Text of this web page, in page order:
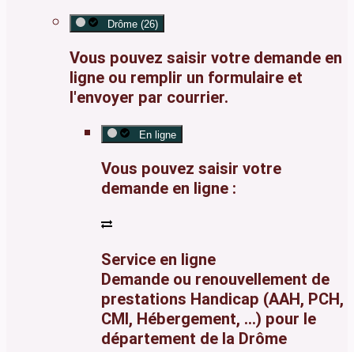
Drôme (26)
Vous pouvez saisir votre demande en
ligne ou remplir un formulaire et
l'envoyer par courrier.
En ligne
Vous pouvez saisir votre
demande en ligne :
Service en ligne
Demande ou renouvellement de
prestations Handicap (AAH, PCH,
CMI, Hébergement, ...) pour le
département de la Drôme